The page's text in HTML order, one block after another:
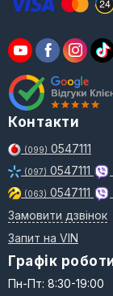
Контакти
(099) 0547111
(097) 0547111
(063) 0547111
Замовити дзвінок
Запит на VIN
Графік
Пн-Пт: 8:30-19:00